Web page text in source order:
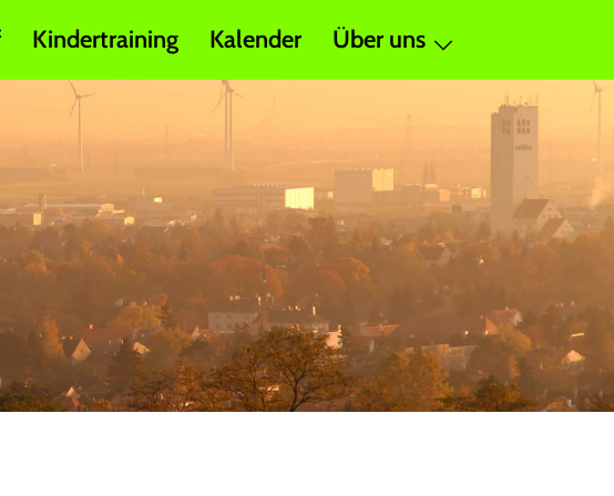
Kindertraining Kalender Über uns